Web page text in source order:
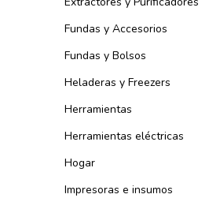
Fundas y Accesorios
Fundas y Bolsos
Heladeras y Freezers
Herramientas
Herramientas eléctricas
Hogar
Impresoras e insumos